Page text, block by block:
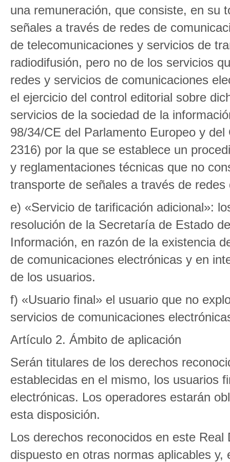
una remuneración, que consiste, en su
señales a través de redes de
de telecomunicaciones y servicios de
radiodifusión, pero no de los servicios
redes y servicios de comunicaciones
el ejercicio del control editorial sobre
servicios de la sociedad de la
98/34/CE del Parlamento Europeo y
2316) por la que se establece un
y reglamentaciones técnicas que no
transporte de señales a través de
e) «Servicio de tarificación adicional»:
resolución de la Secretaría de Estado
Información, en razón de la existencia
de comunicaciones electrónicas y en
de los usuarios.
f) «Usuario final» el usuario que no
servicios de comunicaciones
Artículo 2. Ámbito de aplicación
Serán titulares de los derechos
establecidas en el mismo, los usuarios
electrónicas. Los operadores estarán
esta disposición.
Los derechos reconocidos en este
dispuesto en otras normas aplicables